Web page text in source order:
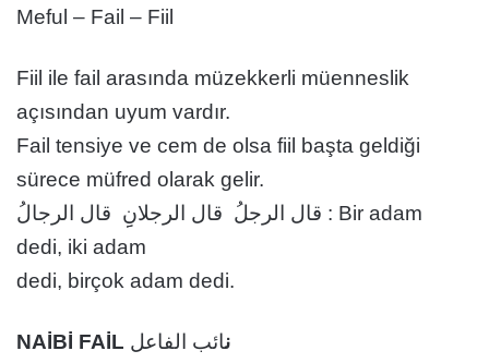
Meful – Fail – Fiil
Fiil ile fail arasında müzekkerli müenneslik
açısından uyum vardır.
Fail tensiye ve cem de olsa fiil başta geldiği
sürece müfred olarak gelir.
قال الرجلُ قال الرجلانِِ قال الرجالُ : Bir adam
dedi, iki adam
dedi, birçok adam dedi.
NAİBİ FAİL نائب الفاعل